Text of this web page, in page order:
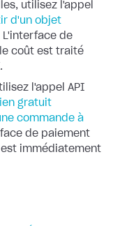
utilisez l'appel
d'un objet
L'interface de
coût est traité
l'appel API
gratuit
commande à
de paiement
est immédiatement